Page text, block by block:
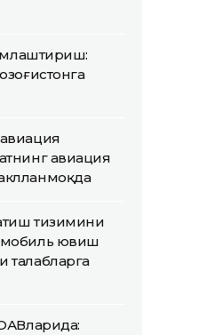
авиация
тизимини
ювиш
талабларга